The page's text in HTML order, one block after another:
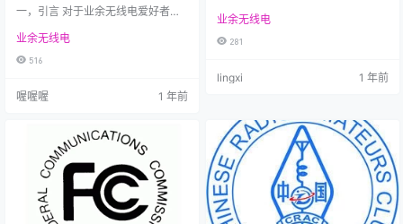
一，引言 对于业余无线电爱好者而
是一件非常有意义的事情，而PCB
版的QSL卡片更具有纪念意义。本
B ，要有一定嘉立创EDA基础的爱好
程结尾处会提供制版文件下载，方
便大家直接使用。 二、准备工作 1.
使用在线嘉立创EDA（专业版）/安
装嘉立创E…
业余无线电
516
喔喔喔 1 年前
以46分拿下b类 我对这些不是很
懂，但是你愿意去背就可以的，这
先你不可能一直包的手机1.是手机会
的附件里面有） 首先从 频率范围以
及业余业务和卫星业余业务的使用
状态 波段 频率范围 业务性质 记忆
技巧（题…
业余无线电
281
lingxi 1 年前